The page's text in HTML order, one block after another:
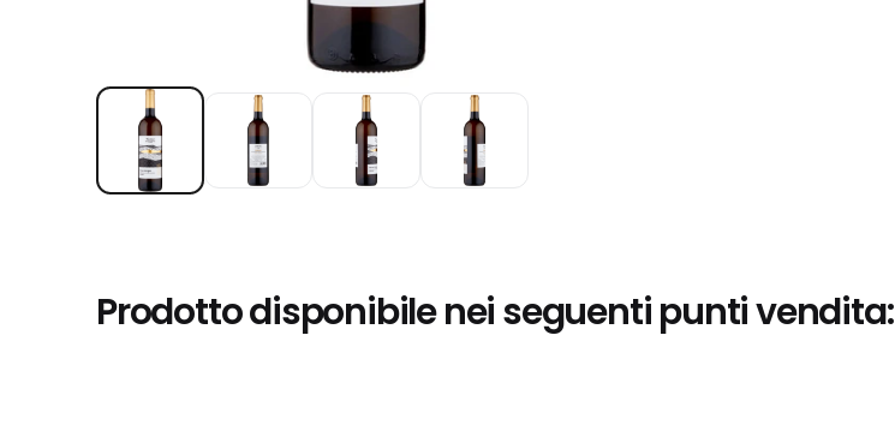
Prodotto disponibile nei seguenti punti vendita: